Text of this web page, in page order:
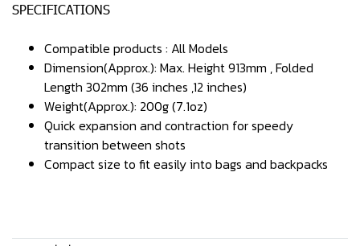
SPECIFICATIONS
Compatible products : All Models
Dimension(Approx.): Max. Height 913mm , Folded
Length 302mm (36 inches ,12 inches)
Weight(Approx.): 200g (7.1oz)
Quick expansion and contraction for speedy
transition between shots
Compact size to fit easily into bags and backpacks